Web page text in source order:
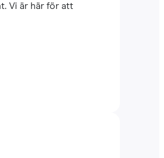
Vi är här för att